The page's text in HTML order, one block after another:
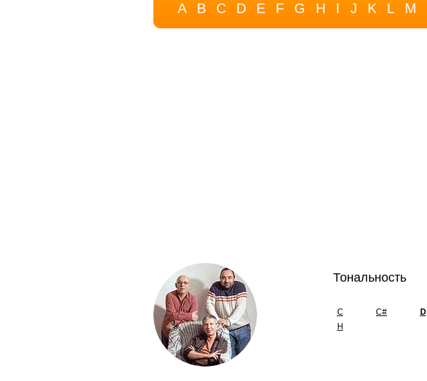
A B C D E F G H I J K L M
Тональность
C C# D
H